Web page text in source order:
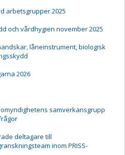
arbetsgrupper 2025
och vårdhygien november 2025
låneinstrument, biologisk
2026
samverkansgrupp
deltagare till
inom PRISS-